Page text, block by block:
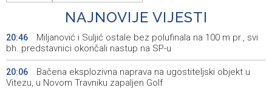
NAJNOVIJE VIJESTI
20:46
Miljanović i Suljić ostale bez polufinala na 100 m pr., svi
bh. predstavnici okončali nastup na SP-u
20:06
Bačena eksplozivna naprava na ugostiteljski objekt u
Vitezu, u Novom Travniku zapaljen Golf